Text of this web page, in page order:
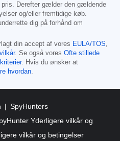
pris. Derefter gælder den gældende
og/eller fremtidige køb.
dig på forhånd om
din accept af vores EULA/TOS,
. Se også vores Ofte stillede
. Hvis du ønsker at
hvordan.
SpyHunters
Yderligere vilkår og
vilkår og betingelser